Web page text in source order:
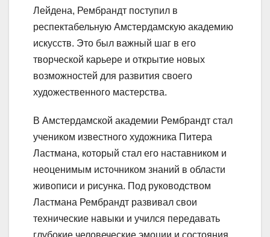
Лейдена, Рембрандт поступил в
респектабельную Амстердамскую академию
искусств. Это был важный шаг в его
творческой карьере и открытие новых
возможностей для развития своего
художественного мастерства.
В Амстердамской академии Рембрандт стал
учеником известного художника Питера
Ластмана, который стал его наставником и
неоценимым источником знаний в области
живописи и рисунка. Под руководством
Ластмана Рембрандт развивал свои
технические навыки и учился передавать
глубокие человеческие эмоции и состояния